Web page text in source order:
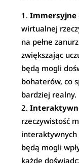
Immersyjne
wirtualnej
na pełne
zwiększając
będą mogli
bohaterów, co
bardziej realny.
rzeczywistość
będą mogli
każde